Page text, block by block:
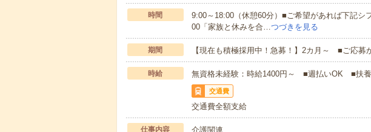
時間
9:00～18:00（休憩60分）■ご希望があれば下記シ
00「家族と休みを合… つづきを見る
期間 【現在も積極採用中！急募！】2カ月～ ■ご応募
時給 無資格未経験：時給1400円～ ■週払いOK ■扶
交通費
交通費全額支給
仕事内容
介護関連